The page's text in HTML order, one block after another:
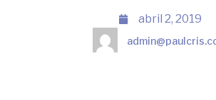
abril 2, 2019